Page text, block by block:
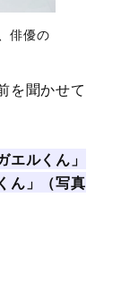
俳優の
を聞かせて
エルくん」
ん」（写真